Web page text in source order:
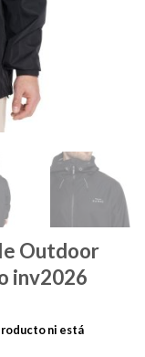
Outdoor
inv2026
ni está